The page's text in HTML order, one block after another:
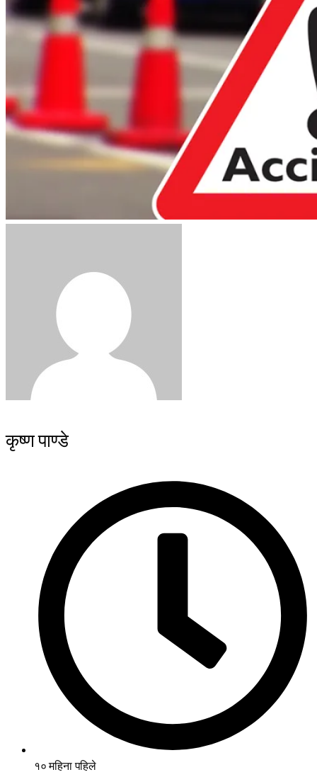
कृष्ण पाण्डे
१० महिना पहिले